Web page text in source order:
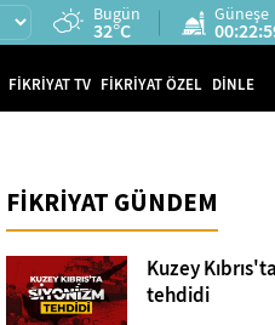
Bugün
32°C
Güneşe
FİKRİYAT TV FİKRİYAT ÖZEL DİNLE
FİKRİYAT GÜNDEM
Kuzey
tehdidi